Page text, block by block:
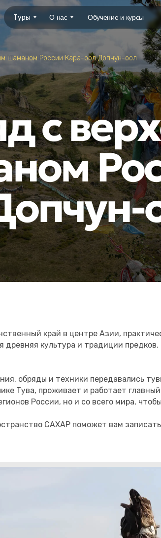
Туры О нас Обучение и курсы
с
шаманом России Кара-оол Допчун-оол
край в центре Азии,
древняя культура и традиции
обряды и техники передавались
Тува, проживает и работает
России, но и со всего мира,
САХАР поможет вам